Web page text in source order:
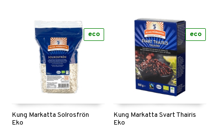
Kung Markatta Solrosfrön
Eko
eco
Kung Markatta Svart Thairis
Eko
eco